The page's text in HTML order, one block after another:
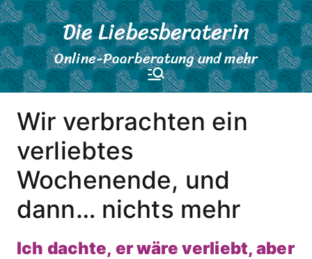
Zum
Inhalt
springen
Die Liebesberaterin
Online-Paarberatung und mehr
Wir verbrachten ein
verliebtes
Wochenende, und
dann… nichts mehr
Ich dachte, er wäre verliebt, aber